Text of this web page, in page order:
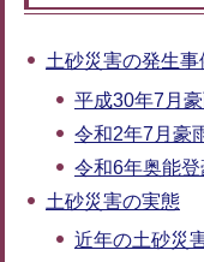
土砂災害の発生事
平成30年7月
令和2年7月豪
令和6年奥能
土砂災害の実態
近年の土砂災